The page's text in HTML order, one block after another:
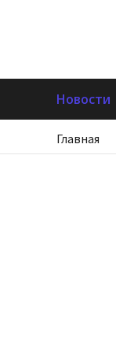
Новости
Главная